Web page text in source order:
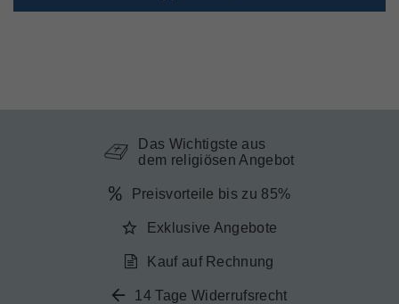
Das Wichtigste aus
dem religiösen Angebot
Preisvorteile bis zu 85%
Exklusive Angebote
Kauf auf Rechnung
14 Tage Widerrufsrecht